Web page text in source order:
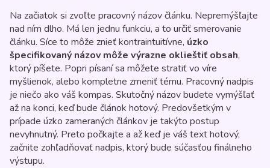
Na začiatok si zvoľte pracovný názov článku. Nepremýšľajte
nad ním dlho. Má len jednu funkciu, a to určiť smerovanie
článku. Síce to môže znieť kontraintuitívne, úzko
špecifikovaný názov môže výrazne oklieštiť obsah,
ktorý píšete. Popri písaní sa môžete stratiť vo víre
myšlienok, alebo kompletne zmeniť tému. Pracovný nadpis
je niečo ako váš kompas. Skutočný názov budete vymýšľať
až na konci, keď bude článok hotový. Predovšetkým v
prípade úzko zameraných článkov je takýto postup
nevyhnutný. Preto počkajte a až keď je váš text hotový,
začnite zohľadňovať nadpis, ktorý bude súčasťou finálneho
výstupu.